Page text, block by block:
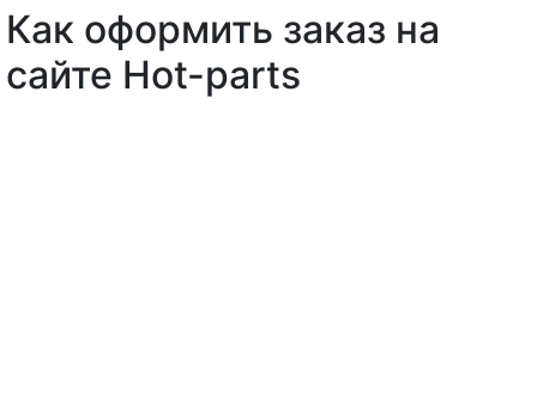
Как оформить заказ на
сайте Hot-parts